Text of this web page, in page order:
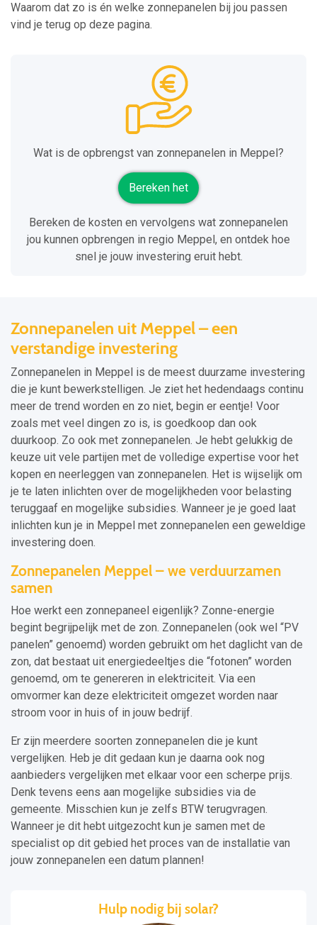
Waarom dat zo is én welke zonnepanelen bij jou passen
vind je terug op deze pagina.
Wat is de opbrengst van zonnepanelen in Meppel?
Bereken het
Bereken de kosten en vervolgens wat zonnepanelen
jou kunnen opbrengen in regio Meppel, en ontdek hoe
snel je jouw investering eruit hebt.
Zonnepanelen uit Meppel – een
verstandige investering
Zonnepanelen in Meppel is de meest duurzame investering
die je kunt bewerkstelligen. Je ziet het hedendaags continu
meer de trend worden en zo niet, begin er eentje! Voor
zoals met veel dingen zo is, is goedkoop dan ook
duurkoop. Zo ook met zonnepanelen. Je hebt gelukkig de
keuze uit vele partijen met de volledige expertise voor het
kopen en neerleggen van zonnepanelen. Het is wijselijk om
je te laten inlichten over de mogelijkheden voor belasting
teruggaaf en mogelijke subsidies. Wanneer je je goed laat
inlichten kun je in Meppel met zonnepanelen een geweldige
investering doen.
Zonnepanelen Meppel – we verduurzamen
samen
Hoe werkt een zonnepaneel eigenlijk? Zonne-energie
begint begrijpelijk met de zon. Zonnepanelen (ook wel “PV
panelen” genoemd) worden gebruikt om het daglicht van de
zon, dat bestaat uit energiedeeltjes die “fotonen” worden
genoemd, om te genereren in elektriciteit. Via een
omvormer kan deze elektriciteit omgezet worden naar
stroom voor in huis of in jouw bedrijf.
Er zijn meerdere soorten zonnepanelen die je kunt
vergelijken. Heb je dit gedaan kun je daarna ook nog
aanbieders vergelijken met elkaar voor een scherpe prijs.
Denk tevens eens aan mogelijke subsidies via de
gemeente. Misschien kun je zelfs BTW terugvragen.
Wanneer je dit hebt uitgezocht kun je samen met de
specialist op dit gebied het proces van de installatie van
jouw zonnepanelen een datum plannen!
Hulp nodig bij solar?